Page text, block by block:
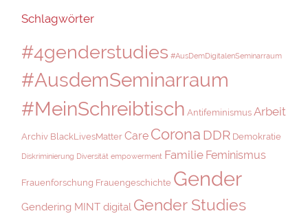
Schlagwörter
#4genderstudies #AusDemDigitalenSeminarraum
#AusdemSeminarraum
#MeinSchreibtisch Antifeminismus Arbeit
Archiv BlackLivesMatter Care Corona DDR Demokratie
Diskriminierung Diversität empowerment Familie Feminismus
Frauenforschung Frauengeschichte Gender
Gendering MINT digital Gender Studies